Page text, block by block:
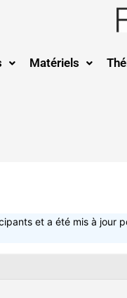
Matériels
et a été mis à jour